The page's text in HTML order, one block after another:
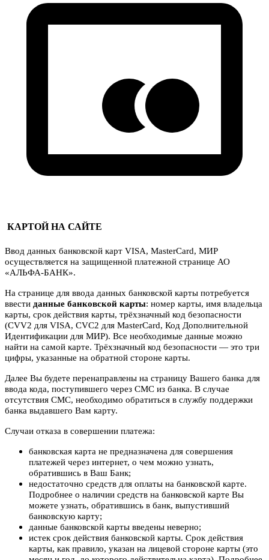
КАРТОЙ НА САЙТЕ
Ввод данных банковской карт VISA, MasterCard, МИР
осуществляется на защищенной платежной странице АО
«АЛЬФА-БАНК».
На странице для ввода данных банковской карты потребуется
ввести данные банковской карты: номер карты, имя владельца
карты, срок действия карты, трёхзначный код безопасности
(CVV2 для VISA, CVC2 для MasterCard, Код Дополнительной
Идентификации для МИР). Все необходимые данные можно
найти на самой карте. Трёхзначный код безопасности — это три
цифры, указанные на обратной стороне карты.
Далее Вы будете перенаправлены на страницу Вашего банка для
ввода кода, поступившего через СМС из банка. В случае
отсутствия СМС, необходимо обратиться в службу поддержки
банка выдавшего Вам карту.
Случаи отказа в совершении платежа:
банковская карта не предназначена для совершения
платежей через интернет, о чем можно узнать,
обратившись в Ваш Банк;
недостаточно средств для оплаты на банковской карте.
Подробнее о наличии средств на банковской карте Вы
можете узнать, обратившись в банк, выпустивший
банковскую карту;
данные банковской карты введены неверно;
истек срок действия банковской карты. Срок действия
карты, как правило, указан на лицевой стороне карты (это